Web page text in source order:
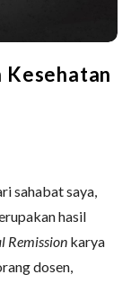
Kesehatan
sahabat saya,
hasil
Remission karya
dosen,